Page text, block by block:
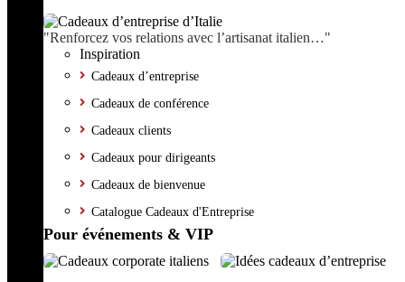
"Renforcez vos relations avec l’artisanat italien…"
Inspiration
Cadeaux d’entreprise
Cadeaux de conférence
Cadeaux clients
Cadeaux pour dirigeants
Cadeaux de bienvenue
Catalogue Cadeaux d'Entreprise
Pour événements & VIP